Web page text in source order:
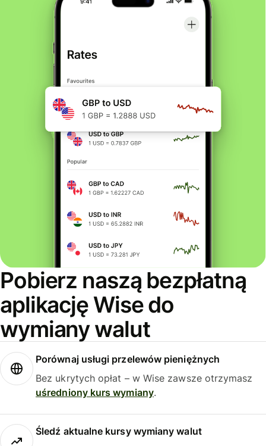
Pobierz naszą bezpłatną
aplikację Wise do
wymiany walut
Porównaj usługi przelewów pieniężnych
Bez ukrytych opłat – w Wise zawsze otrzymasz
uśredniony kurs wymiany.
Śledź aktualne kursy wymiany walut